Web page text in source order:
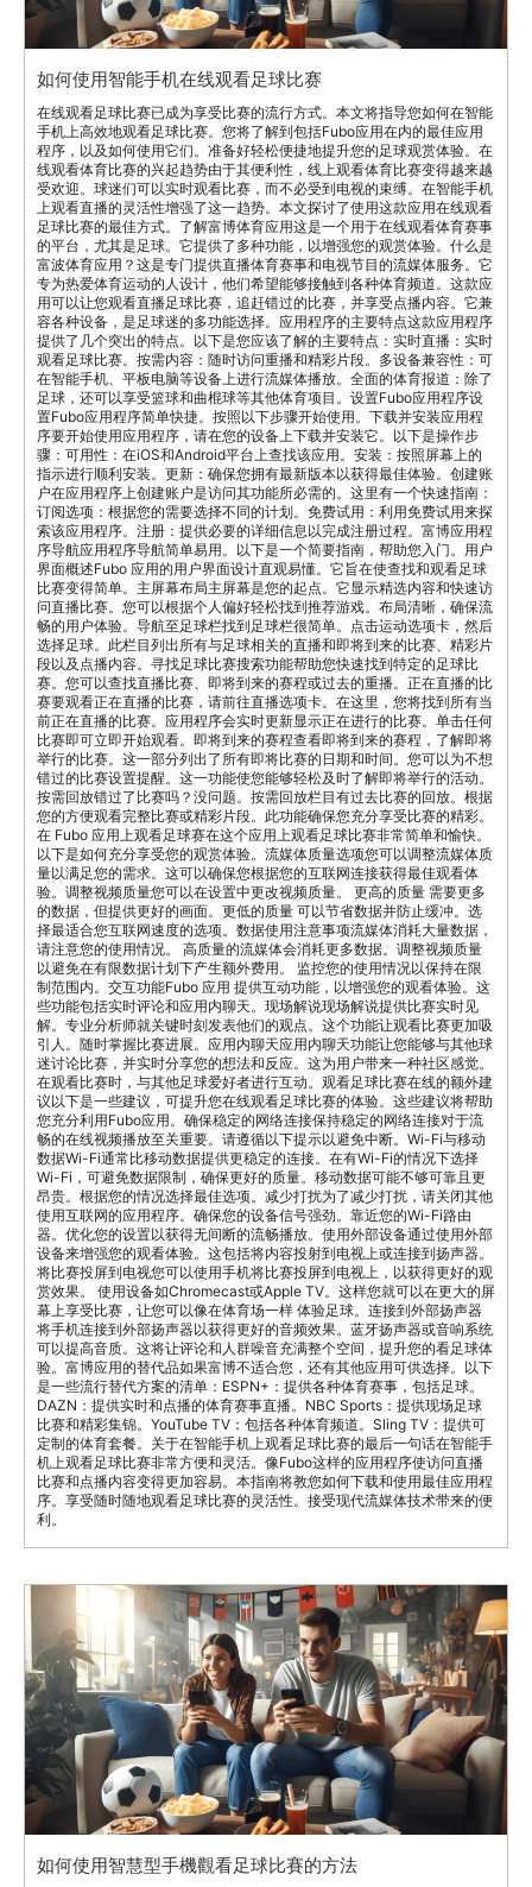
如何使用智能手机在线观看足球比赛
在线观看足球比赛已成为享受比赛的流行方式。本文将指导您如何在智能
手机上高效地观看足球比赛。您将了解到包括Fubo应用在内的最佳应用
程序，以及如何使用它们。准备好轻松便捷地提升您的足球观赏体验。在
线观看体育比赛的兴起趋势由于其便利性，线上观看体育比赛变得越来越
受欢迎。球迷们可以实时观看比赛，而不必受到电视的束缚。在智能手机
上观看直播的灵活性增强了这一趋势。本文探讨了使用这款应用在线观看
足球比赛的最佳方式。了解富博体育应用这是一个用于在线观看体育赛事
的平台，尤其是足球。它提供了多种功能，以增强您的观赏体验。什么是
富波体育应用？这是专门提供直播体育赛事和电视节目的流媒体服务。它
专为热爱体育运动的人设计，他们希望能够接触到各种体育频道。这款应
用可以让您观看直播足球比赛，追赶错过的比赛，并享受点播内容。它兼
容各种设备，是足球迷的多功能选择。应用程序的主要特点这款应用程序
提供了几个突出的特点。以下是您应该了解的主要特点：实时直播：实时
观看足球比赛。按需内容：随时访问重播和精彩片段。多设备兼容性：可
在智能手机、平板电脑等设备上进行流媒体播放。全面的体育报道：除了
足球，还可以享受篮球和曲棍球等其他体育项目。设置Fubo应用程序设
置Fubo应用程序简单快捷。按照以下步骤开始使用。下载并安装应用程
序要开始使用应用程序，请在您的设备上下载并安装它。以下是操作步
骤：可用性：在iOS和Android平台上查找该应用。安装：按照屏幕上的
指示进行顺利安装。更新：确保您拥有最新版本以获得最佳体验。创建账
户在应用程序上创建账户是访问其功能所必需的。这里有一个快速指南：
订阅选项：根据您的需要选择不同的计划。免费试用：利用免费试用来探
索该应用程序。注册：提供必要的详细信息以完成注册过程。富博应用程
序导航应用程序导航简单易用。以下是一个简要指南，帮助您入门。用户
界面概述Fubo 应用的用户界面设计直观易懂。它旨在使查找和观看足球
比赛变得简单。主屏幕布局主屏幕是您的起点。它显示精选内容和快速访
问直播比赛。您可以根据个人偏好轻松找到推荐游戏。布局清晰，确保流
畅的用户体验。导航至足球栏找到足球栏很简单。点击运动选项卡，然后
选择足球。此栏目列出所有与足球相关的直播和即将到来的比赛、精彩片
段以及点播内容。寻找足球比赛搜索功能帮助您快速找到特定的足球比
赛。您可以查找直播比赛、即将到来的赛程或过去的重播。正在直播的比
赛要观看正在直播的比赛，请前往直播选项卡。在这里，您将找到所有当
前正在直播的比赛。应用程序会实时更新显示正在进行的比赛。单击任何
比赛即可立即开始观看。即将到来的赛程查看即将到来的赛程，了解即将
举行的比赛。这一部分列出了所有即将比赛的日期和时间。您可以为不想
错过的比赛设置提醒。这一功能使您能够轻松及时了解即将举行的活动。
按需回放错过了比赛吗？没问题。按需回放栏目有过去比赛的回放。根据
您的方便观看完整比赛或精彩片段。此功能确保您充分享受比赛的精彩。
在 Fubo 应用上观看足球赛在这个应用上观看足球比赛非常简单和愉快。
以下是如何充分享受您的观赏体验。流媒体质量选项您可以调整流媒体质
量以满足您的需求。这可以确保您根据您的互联网连接获得最佳观看体
验。调整视频质量您可以在设置中更改视频质量。 更高的质量 需要更多
的数据，但提供更好的画面。更低的质量 可以节省数据并防止缓冲。选
择最适合您互联网速度的选项。数据使用注意事项流媒体消耗大量数据，
请注意您的使用情况。 高质量的流媒体会消耗更多数据。调整视频质量
以避免在有限数据计划下产生额外费用。 监控您的使用情况以保持在限
制范围内。交互功能Fubo 应用 提供互动功能，以增强您的观看体验。这
些功能包括实时评论和应用内聊天。现场解说现场解说提供比赛实时见
解。专业分析师就关键时刻发表他们的观点。这个功能让观看比赛更加吸
引人。随时掌握比赛进展。应用内聊天应用内聊天功能让您能够与其他球
迷讨论比赛，并实时分享您的想法和反应。这为用户带来一种社区感觉。
在观看比赛时，与其他足球爱好者进行互动。观看足球比赛在线的额外建
议以下是一些建议，可提升您在线观看足球比赛的体验。这些建议将帮助
您充分利用Fubo应用。确保稳定的网络连接保持稳定的网络连接对于流
畅的在线视频播放至关重要。请遵循以下提示以避免中断。Wi-Fi与移动
数据Wi-Fi通常比移动数据提供更稳定的连接。在有Wi-Fi的情况下选择
Wi-Fi，可避免数据限制，确保更好的质量。移动数据可能不够可靠且更
昂贵。根据您的情况选择最佳选项。减少打扰为了减少打扰，请关闭其他
使用互联网的应用程序。确保您的设备信号强劲。靠近您的Wi-Fi路由
器。优化您的设置以获得无间断的流畅播放。使用外部设备通过使用外部
设备来增强您的观看体验。这包括将内容投射到电视上或连接到扬声器。
将比赛投屏到电视您可以使用手机将比赛投屏到电视上，以获得更好的观
赏效果。 使用设备如Chromecast或Apple TV。这样您就可以在更大的屏
幕上享受比赛，让您可以像在体育场一样 体验足球。连接到外部扬声器
将手机连接到外部扬声器以获得更好的音频效果。蓝牙扬声器或音响系统
可以提高音质。这将让评论和人群噪音充满整个空间，提升您的看足球体
验。富博应用的替代品如果富博不适合您，还有其他应用可供选择。以下
是一些流行替代方案的清单：ESPN+：提供各种体育赛事，包括足球。
DAZN：提供实时和点播的体育赛事直播。NBC Sports：提供现场足球
比赛和精彩集锦。YouTube TV：包括各种体育频道。Sling TV：提供可
定制的体育套餐。关于在智能手机上观看足球比赛的最后一句话在智能手
机上观看足球比赛非常方便和灵活。像Fubo这样的应用程序使访问直播
比赛和点播内容变得更加容易。本指南将教您如何下载和使用最佳应用程
序。享受随时随地观看足球比赛的灵活性。接受现代流媒体技术带来的便
利。
如何使用智慧型手機觀看足球比賽的方法